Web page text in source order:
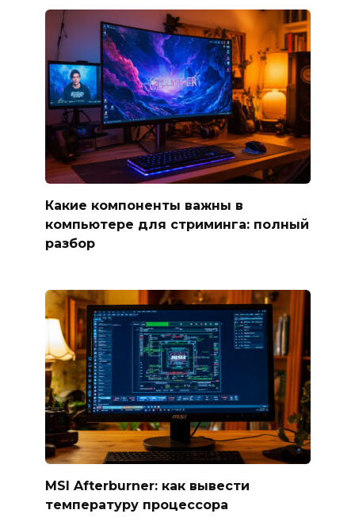
Какие компоненты важны в
компьютере для стриминга: полный
разбор
MSI Afterburner: как вывести
температуру процессора